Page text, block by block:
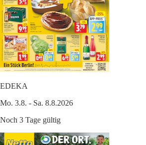
EDEKA
Mo. 3.8. - Sa. 8.8.2026
Noch 3 Tage gültig